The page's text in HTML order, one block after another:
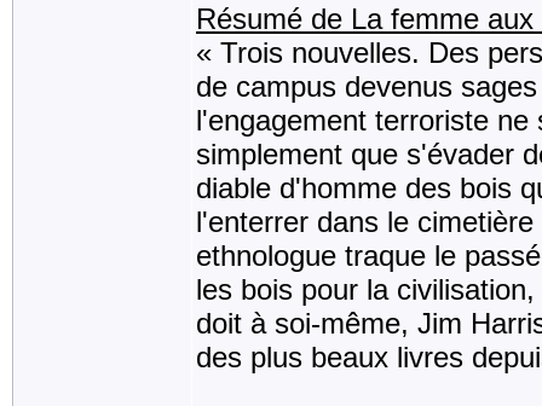
Résumé de La femme
« Trois nouvelles. Des
de campus devenus
l'engagement terroriste
simplement que s'évader
diable d'homme des bois
l'enterrer dans le
ethnologue traque le
les bois pour la
doit à soi-même, Jim
des plus beaux livres